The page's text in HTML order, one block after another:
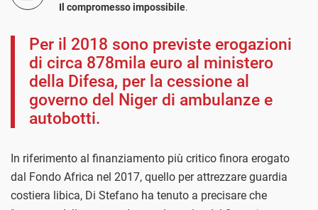
Il compromesso impossibile.
Per il 2018 sono previste erogazioni
di circa 878mila euro al ministero
della Difesa, per la cessione al
governo del Niger di ambulanze e
autobotti.
In riferimento al finanziamento più critico finora erogato
dal Fondo Africa nel 2017, quello per attrezzare guardia
costiera libica, Di Stefano ha tenuto a precisare che